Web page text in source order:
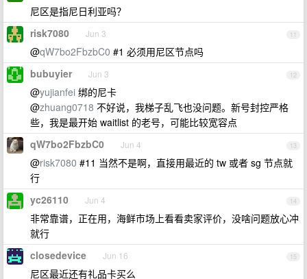
尼区是指尼日利亚吗？
11
risk7080 Jun 3
@qW7bo2FbzbC0 #1 必须用尼区节点吗
12
bubuyier Jun 3
@yujianfei 绑的尼卡
@zhuang0718 不好说，我梯子乱飞也没问题。新号封控严格
些，我是最开始 waitlist 的老号，可能比较宽容点
13
qW7bo2FbzbC0 Jun 4
@risk7080 #11 当然不是啊，直接用最近的 tw 或者 sg 节点就
行
14
yc26110 Jun 4
非常靠谱，正在用，海鲜市场上看看卖家评价，没啥问题放心冲
就行
15
closedevice Jun 16
尼区最近还有礼品卡买么